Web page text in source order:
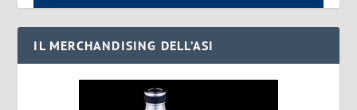
IL MERCHANDISING DELL’ASI